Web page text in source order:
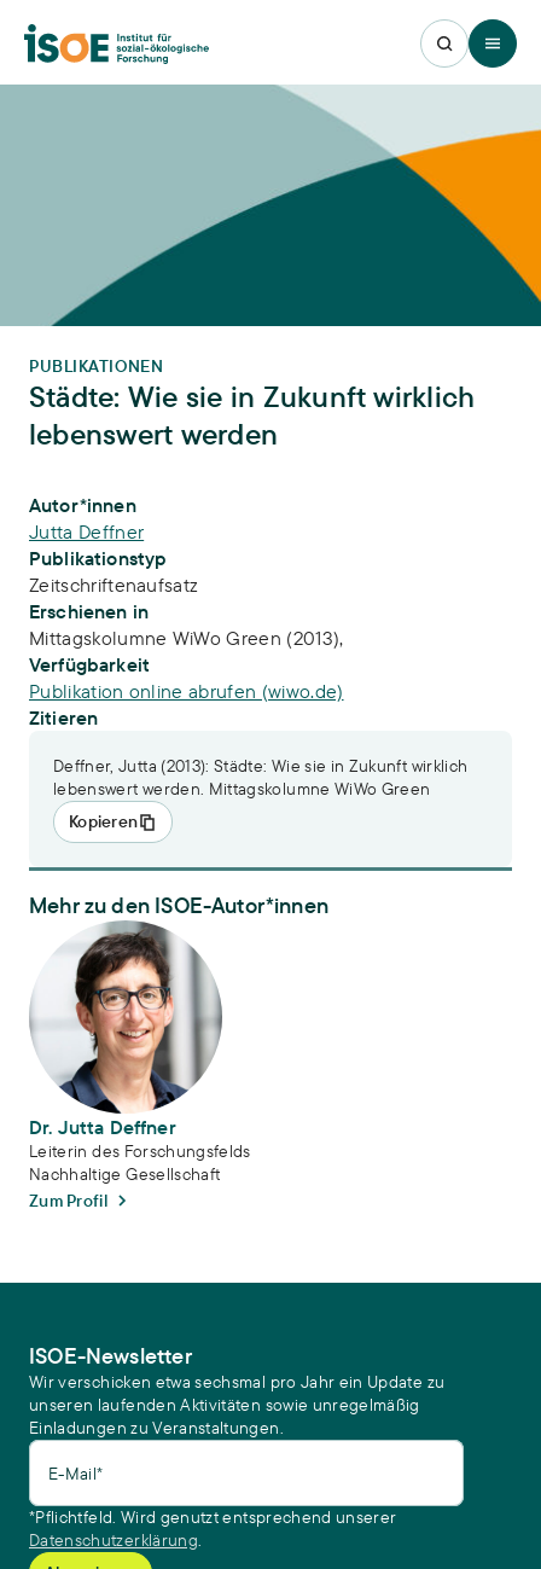
Open
PUBLIKATIONEN
Städte: Wie sie in Zukunft wirklich
lebenswert werden
Publikations-Infos
Autor*innen
Jutta Deffner
Publikationstyp
Zeitschriftenaufsatz
Erschienen in
Mittagskolumne WiWo Green (2013),
Verfügbarkeit
Publikation online abrufen (wiwo.de)
Zitieren
Deffner, Jutta (2013): Städte: Wie sie in Zukunft wirklich
lebenswert werden. Mittagskolumne WiWo Green
Kopieren
Mehr zu den ISOE-Autor*innen
Dr. Jutta Deffner
Dr. Jutta Deffner
Leiterin des Forschungsfelds
Nachhaltige Gesellschaft
Zum Profil
ISOE-Newsletter
Wir verschicken etwa sechsmal pro Jahr ein Update zu
unseren laufenden Aktivitäten sowie unregelmäßig
Einladungen zu Veranstaltungen.
E-Mail*
*Pflichtfeld. Wird genutzt entsprechend unserer
Datenschutzerklärung.